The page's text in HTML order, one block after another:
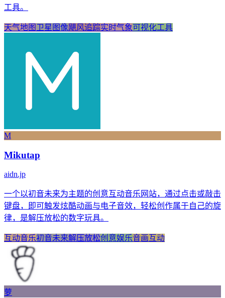
工具。
天气地图 卫星图像飓风追踪实时气象可视化工具
M
Mikutap
aidn.jp
一个以初音未来为主题的创意互动音乐网站，通过点击或敲击
键盘，即可触发炫酷动画与电子音效，轻松创作属于自己的旋
律，是解压放松的数字玩具。
互动音乐初音未来解压放松创意娱乐音画互动
萝